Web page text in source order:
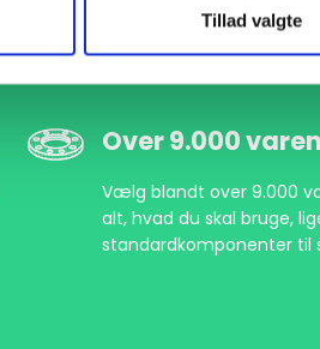
Tillad valgte
Over 9.000
Vælg blandt over 9.000
alt, hvad du skal bruge,
standardkomponenter til